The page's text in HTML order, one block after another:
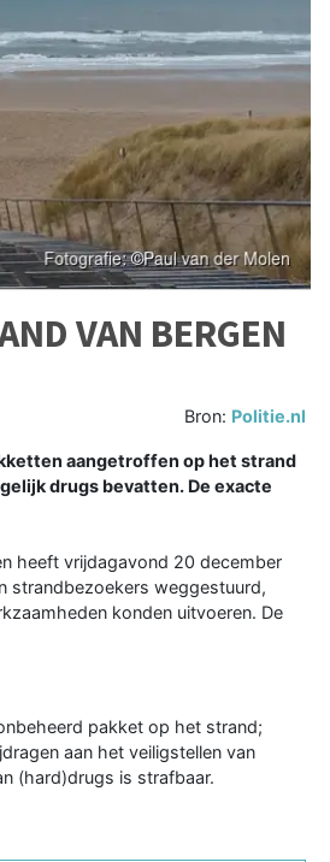
VAN BERGEN
Bron: Politie.nl
aangetroffen op het strand
drugs bevatten. De exacte
heeft vrijdagavond 20 december
strandbezoekers weggestuurd,
konden uitvoeren. De
pakket op het strand;
aan het veiligstellen van
(hard)drugs is strafbaar.